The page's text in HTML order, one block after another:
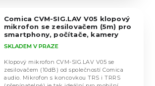
Comica CVM-SIG.LAV V05 klopový
mikrofon se zesilovačem (5m) pro
smartphony, počítače, kamery
SKLADEM V PRAZE
Klopový mikrofon CVM-SIG.LAV V05 se
zesilovačem (10dB) od společností Comica
audio. Mikrofon s koncovkou TRS i TRRS